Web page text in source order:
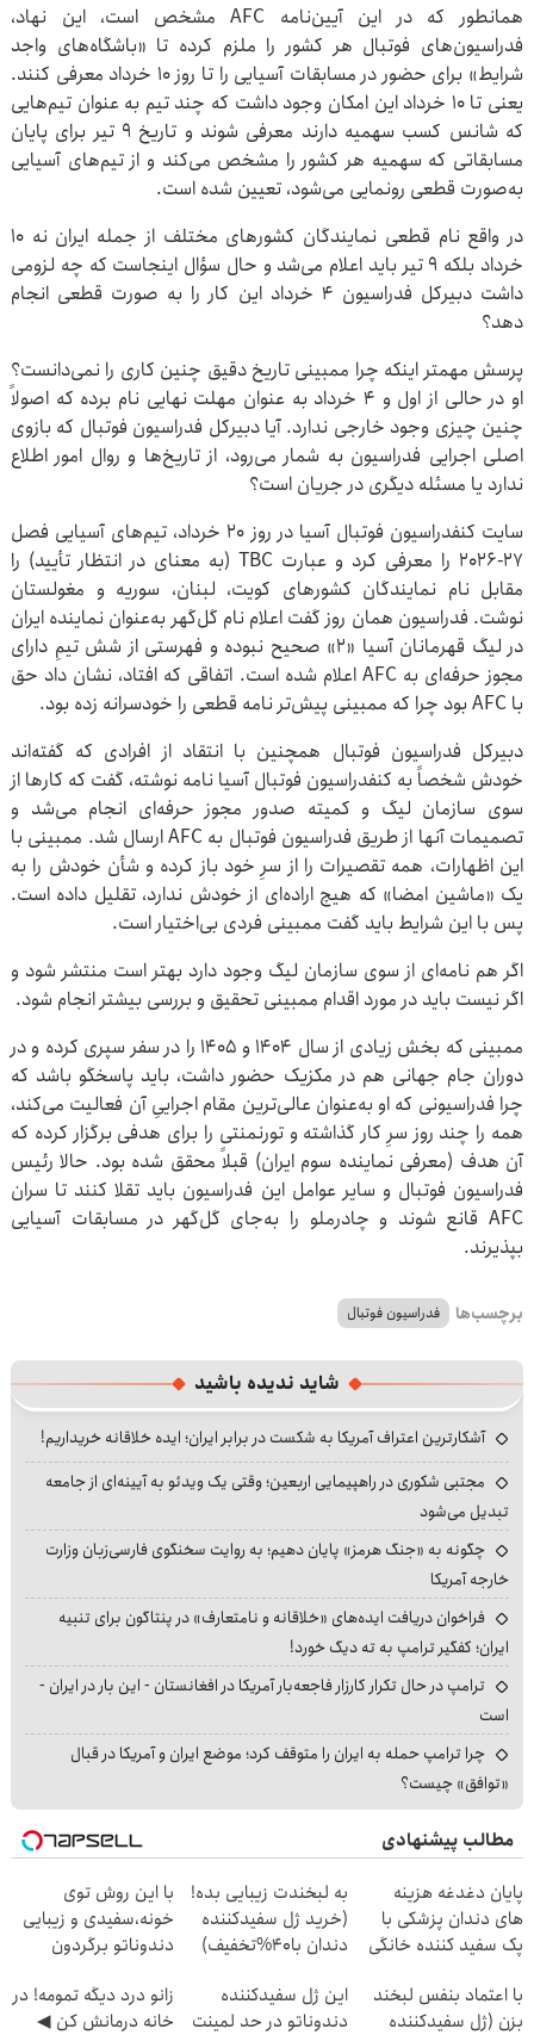
همانطور که در این آیین‌نامه AFC مشخص است، این نهاد،
فدراسیون‌های فوتبال هر کشور را ملزم کرده تا «باشگاه‌های واجد
شرایط» برای حضور در مسابقات آسیایی را تا روز ۱۰ خرداد معرفی کنند.
یعنی تا ۱۰ خرداد این امکان وجود داشت که چند تیم به عنوان تیم‌هایی
که شانس کسب سهمیه دارند معرفی شوند و تاریخ ۹ تیر برای پایان
مسابقاتی که سهمیه هر کشور را مشخص می‌کند و از تیم‌های آسیایی
به‌صورت قطعی رونمایی می‌شود، تعیین شده است.
در واقع نام قطعی نمایندگان کشورهای مختلف از جمله ایران نه ۱۰
خرداد بلکه ۹ تیر باید اعلام می‌شد و حال سؤال اینجاست که چه لزومی
داشت دبیرکل فدراسیون ۴ خرداد این کار را به صورت قطعی انجام
دهد؟
پرسش مهمتر اینکه چرا ممبینی تاریخ دقیق چنین کاری را نمی‌دانست؟
او در حالی از اول و ۴ خرداد به عنوان مهلت نهایی نام برده که اصولاً
چنین چیزی وجود خارجی ندارد. آیا دبیرکل فدراسیون فوتبال که بازوی
اصلی اجرایی فدراسیون به شمار می‌رود، از تاریخ‌ها و روال امور اطلاع
ندارد یا مسئله دیگری در جریان است؟
سایت کنفدراسیون فوتبال آسیا در روز ۲۰ خرداد، تیم‌های آسیایی فصل
۲۷-۲۰۲۶ را معرفی کرد و عبارت TBC (به معنای در انتظار تأیید) را
مقابل نام نمایندگان کشورهای کویت، لبنان، سوریه و مغولستان
نوشت. فدراسیون همان روز گفت اعلام نام گل‌گهر به‌عنوان نماینده ایران
در لیگ قهرمانان آسیا «۲» صحیح نبوده و فهرستی از شش تیمِ دارای
مجوز حرفه‌ای به AFC اعلام شده است. اتفاقی که افتاد، نشان داد حق
با AFC بود چرا که ممبینی پیش‌تر نامه قطعی را خودسرانه زده بود.
دبیرکل فدراسیون فوتبال همچنین با انتقاد از افرادی که گفته‌اند
خودش شخصاً به کنفدراسیون فوتبال آسیا نامه نوشته، گفت که کارها از
سوی سازمان لیگ و کمیته صدور مجوز حرفه‌ای انجام می‌شد و
تصمیمات آنها از طریق فدراسیون فوتبال به AFC ارسال شد. ممبینی با
این اظهارات، همه تقصیرات را از سرِ خود باز کرده و شأن خودش را به
یک «ماشین امضا» که هیچ اراده‌ای از خودش ندارد، تقلیل داده است.
پس با این شرایط باید گفت ممبینی فردی بی‌اختیار است.
اگر هم نامه‌ای از سوی سازمان لیگ وجود دارد بهتر است منتشر شود و
اگر نیست باید در مورد اقدام ممبینی تحقیق و بررسی بیشتر انجام شود.
ممبینی که بخش زیادی از سال ۱۴۰۴ و ۱۴۰۵ را در سفر سپری کرده و در
دوران جام جهانی هم در مکزیک حضور داشت، باید پاسخگو باشد که
چرا فدراسیونی که او به‌عنوان عالی‌ترین مقام اجراییِ آن فعالیت می‌کند،
همه را چند روز سرِ کار گذاشته و تورنمنتی را برای هدفی برگزار کرده که
آن هدف (معرفی نماینده سوم ایران) قبلاً محقق شده بود. حالا رئیس
فدراسیون فوتبال و سایر عوامل این فدراسیون باید تقلا کنند تا سران
AFC قانع شوند و چادرملو را به‌جای گل‌گهر در مسابقات آسیایی
بپذیرند.
برچسب‌ها فدراسیون فوتبال
شاید ندیده باشید
آشکارترین اعتراف آمریکا به شکست در برابر ایران؛ ایده خلاقانه خریداریم!
مجتبی شکوری در راهپیمایی اربعین؛ وقتی یک ویدئو به آیینه‌ای از جامعه
تبدیل می‌شود
چگونه به «جنگ هرمز» پایان دهیم؛ به روایت سخنگوی فارسی‌زبان وزارت
خارجه آمریکا
فراخوان دریافت ایده‌های «خلاقانه و نامتعارف» در پنتاگون برای تنبیه
ایران؛ کفگیر ترامپ به ته دیگ خورد!
ترامپ در حال تکرار کارزار فاجعه‌بار آمریکا در افغانستان - این بار در ایران -
است
چرا ترامپ حمله به ایران را متوقف کرد؛ موضع ایران و آمریکا در قبال
«توافق» چیست؟
مطالب پیشنهادی
پایان دغدغه هزینه
های دندان پزشکی با
پک سفید کننده خانگی
به لبخندت زیبایی بده!
(خرید ژل سفیدکننده
دندان با40%تخفیف)
با این روش توی
خونه،سفیدی و زیبایی
دندوناتو برگردون
با اعتماد بنفس لبخند
بزن (ژل سفیدکننده
این ژل سفیدکننده
دندوناتو در حد لمینت
زانو درد دیگه تمومه! در
خانه درمانش کن ◀